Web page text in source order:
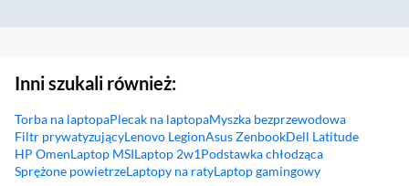
Inni szukali również:
Torba na laptopaPlecak na laptopaMyszka bezprzewodowa
Filtr prywatyzującyLenovo LegionAsus ZenbookDell Latitude
HP OmenLaptop MSILaptop 2w1Podstawka chłodząca
Sprężone powietrzeLaptopy na ratyLaptop gamingowy